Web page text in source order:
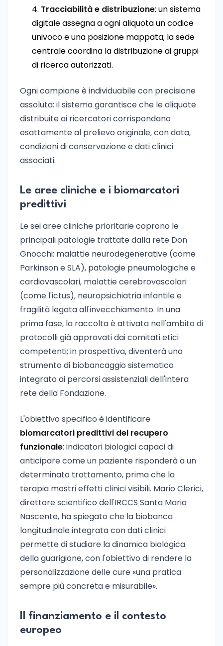
Tracciabilità e distribuzione: un sistema
digitale assegna a ogni aliquota un codice
univoco e una posizione mappata; la sede
centrale coordina la distribuzione ai gruppi
di ricerca autorizzati.
Ogni campione è individuabile con precisione
assoluta: il sistema garantisce che le aliquote
distribuite ai ricercatori corrispondano
esattamente al prelievo originale, con data,
condizioni di conservazione e dati clinici
associati.
Le aree cliniche e i biomarcatori
predittivi
Le sei aree cliniche prioritarie coprono le
principali patologie trattate dalla rete Don
Gnocchi: malattie neurodegenerative (come
Parkinson e SLA), patologie pneumologiche e
cardiovascolari, malattie cerebrovascolari
(come l'ictus), neuropsichiatria infantile e
fragilità legata all'invecchiamento. In una
prima fase, la raccolta è attivata nell'ambito di
protocolli già approvati dai comitati etici
competenti; in prospettiva, diventerà uno
strumento di biobancaggio sistematico
integrato ai percorsi assistenziali dell'intera
rete della Fondazione.
L'obiettivo specifico è identificare
biomarcatori predittivi del recupero
funzionale: indicatori biologici capaci di
anticipare come un paziente risponderà a un
determinato trattamento, prima che la
terapia mostri effetti clinici visibili. Mario Clerici,
direttore scientifico dell'IRCCS Santa Maria
Nascente, ha spiegato che la biobanca
longitudinale integrata con dati clinici
permette di studiare la dinamica biologica
della guarigione, con l'obiettivo di rendere la
personalizzazione delle cure «una pratica
sempre più concreta e misurabile».
Il finanziamento e il contesto
europeo